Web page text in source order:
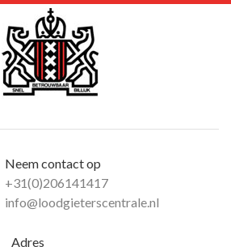
Neem contact op
+31(0)206141417
info@loodgieterscentrale.nl
Adres